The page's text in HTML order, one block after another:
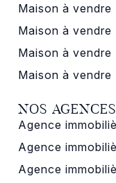
Maison à vendre
Maison à
Maison à vendre
Maison à
NOS AGENCES
Agence
Agence
Agence